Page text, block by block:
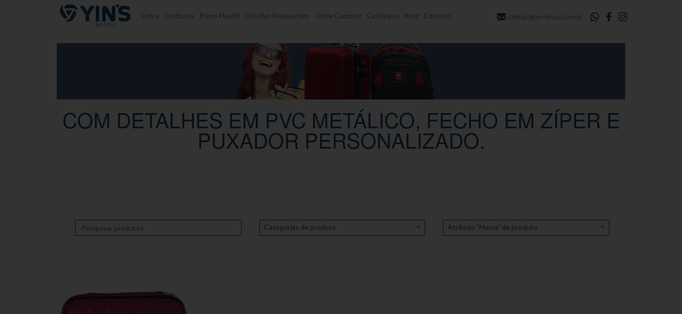
Pular para o conteúdo Sobre Produtos Prime Health Dúvidas Frequentes Onde Comprar Catálogos Blog Contato contato@yinsbrasil.com.br
COM DETALHES EM PVC METÁLICO, FECHO EM ZÍPER E
PUXADOR PERSONALIZADO.
Categorias de produto Atributo "Marca" de produto